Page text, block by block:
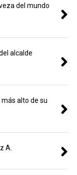
del mundo
alcalde
alto de su
A.